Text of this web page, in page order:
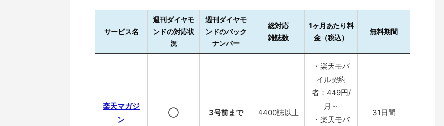
サービス名
週刊ダイヤモ
ンドの対応状
況
週刊ダイヤモ
ンドのバック
ナンバー
総対応
雑誌数
1ヶ月あたり料
金（税込）
無料期間
楽天マガジ
ン
◯ 3号前まで 4400誌以上
・楽天モバ
イル契約
者：449円/
月～
・楽天モバ
31日間